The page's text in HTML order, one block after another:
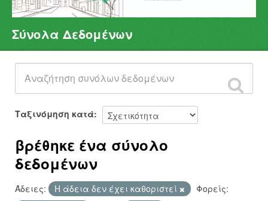
Σύνολα Δεδομένων
Φορείς
Ομάδες
Σχετικά
Σύνολα Δεδομένων
Ταξινόμηση κατά
βρέθηκε ένα σύνολο
δεδομένων
Άδειες: Η άδεια δεν έχει καθοριστεί
Φορείς: